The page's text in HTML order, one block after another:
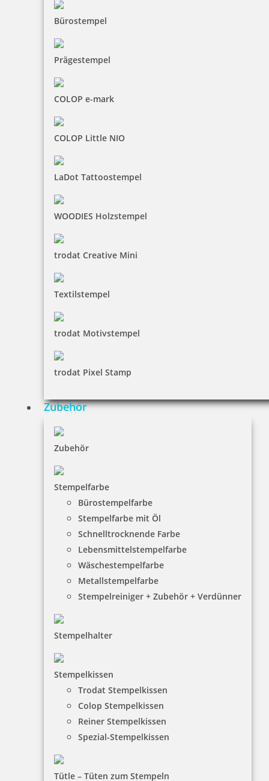
Bürostempel
Prägestempel
COLOP e-mark
COLOP Little NIO
LaDot Tattoostempel
WOODIES Holzstempel
trodat Creative Mini
Textilstempel
trodat Motivstempel
trodat Pixel Stamp
Zubehör
Zubehör
Stempelfarbe
Bürostempelfarbe
Stempelfarbe mit Öl
Schnelltrocknende Farbe
Lebensmittelstempelfarbe
Wäschestempelfarbe
Metallstempelfarbe
Stempelreiniger + Zubehör + Verdünner
Stempelhalter
Stempelkissen
Trodat Stempelkissen
Colop Stempelkissen
Reiner Stempelkissen
Spezial-Stempelkissen
Tütle – Tüten zum Stempeln
36,65 €